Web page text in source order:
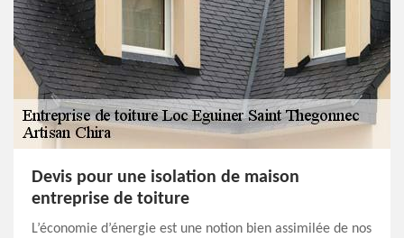
Devis pour une isolation de maison
entreprise de toiture
L’économie d’énergie est une notion bien assimilée de nos